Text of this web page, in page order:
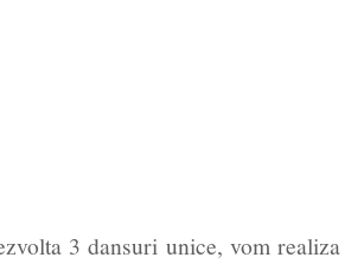
3 dansuri unice, vom realiza